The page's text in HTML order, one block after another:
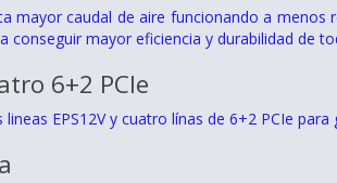
mayor caudal de aire funcionando a
conseguir mayor eficiencia y durabilidad de
6+2 PCIe
EPS12V y cuatro línas de 6+2 PCIe